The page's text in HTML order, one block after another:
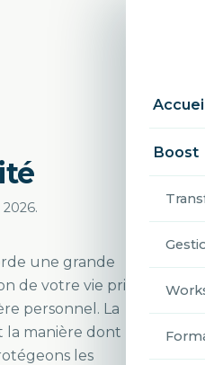
Boost
une grande
de votre vie privée et
personnel. La
manière dont nous
les